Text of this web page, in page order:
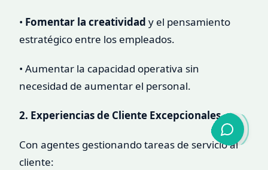
• Fomentar la creatividad y el pensamiento
estratégico entre los empleados.
• Aumentar la capacidad operativa sin
necesidad de aumentar el personal.
2. Experiencias de Cliente Excepcionales
Con agentes gestionando tareas de servicio al
cliente: